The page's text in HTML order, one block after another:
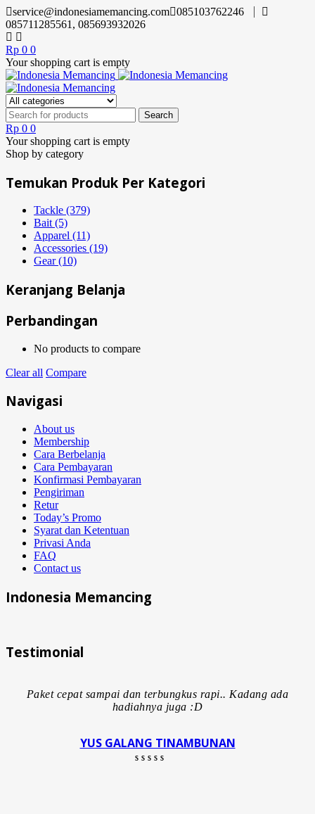
service@indonesiamemancing.com 085103762246
085711285561, 085693932026
Rp 0 0
Your shopping cart is empty
Rp 0 0
Your shopping cart is empty
Shop by category
Temukan Produk Per Kategori
Tackle (379)
Bait (5)
Apparel (11)
Accessories (19)
Gear (10)
Keranjang Belanja
Perbandingan
No products to compare
Clear all Compare
Navigasi
About us
Membership
Cara Berbelanja
Cara Pembayaran
Konfirmasi Pembayaran
Pengiriman
Retur
Today’s Promo
Syarat dan Ketentuan
Privasi Anda
FAQ
Contact us
Indonesia Memancing
Testimonial
Paket cepat sampai dan terbungkus rapi.. Kadang ada
hadiahnya juga :D
YUS GALANG TINAMBUNAN